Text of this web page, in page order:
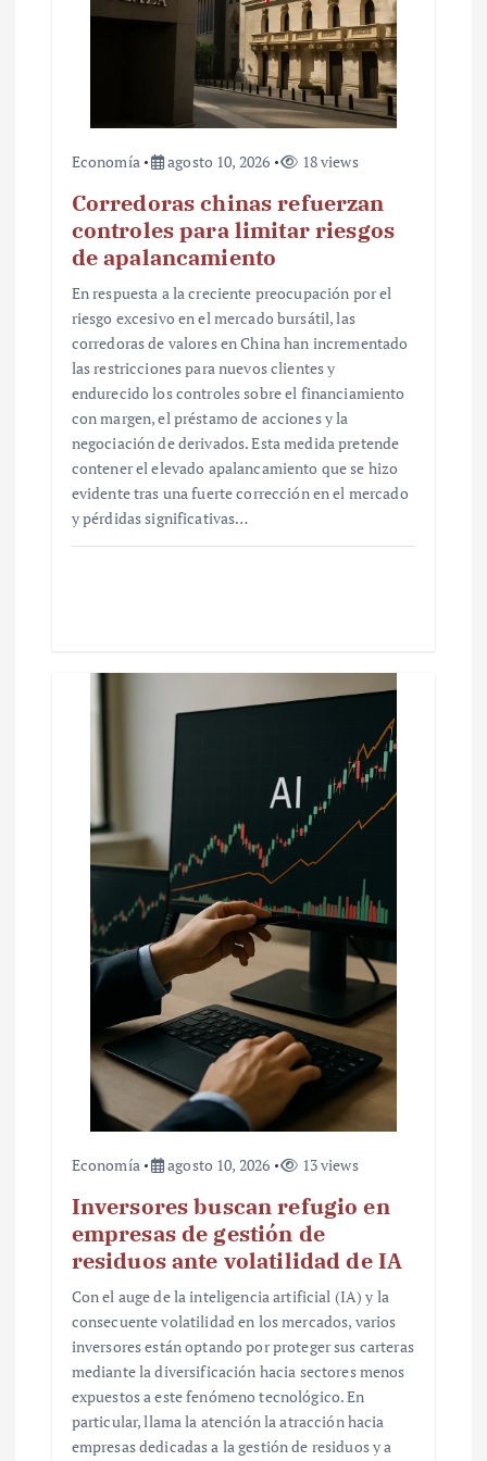
Economía agosto 10, 2026 18 views
Corredoras chinas refuerzan
controles para limitar riesgos
de apalancamiento
En respuesta a la creciente preocupación por el
riesgo excesivo en el mercado bursátil, las
corredoras de valores en China han incrementado
las restricciones para nuevos clientes y
endurecido los controles sobre el financiamiento
con margen, el préstamo de acciones y la
negociación de derivados. Esta medida pretende
contener el elevado apalancamiento que se hizo
evidente tras una fuerte corrección en el mercado
y pérdidas significativas…
Economía agosto 10, 2026 13 views
Inversores buscan refugio en
empresas de gestión de
residuos ante volatilidad de IA
Con el auge de la inteligencia artificial (IA) y la
consecuente volatilidad en los mercados, varios
inversores están optando por proteger sus carteras
mediante la diversificación hacia sectores menos
expuestos a este fenómeno tecnológico. En
particular, llama la atención la atracción hacia
empresas dedicadas a la gestión de residuos y a